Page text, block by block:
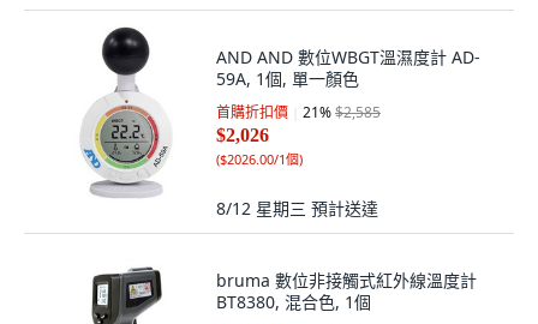
AND AND 數位WBGT溫濕度計 AD-
59A, 1個, 單一顏色
首購折扣價 21%$2,585
$2,026
($2026.00/1個)
8/12 星期三 預計送達
bruma 數位非接觸式紅外線溫度計
BT8380, 混合色, 1個